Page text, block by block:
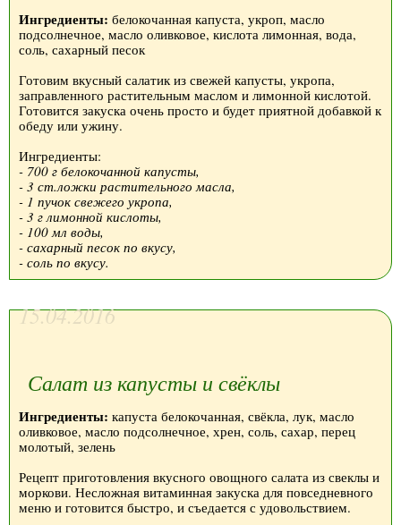
Ингредиенты: белокочанная капуста, укроп, масло
подсолнечное, масло оливковое, кислота лимонная, вода,
соль, сахарный песок
Готовим вкусный салатик из свежей капусты, укропа,
заправленного растительным маслом и лимонной кислотой.
Готовится закуска очень просто и будет приятной добавкой к
обеду или ужину.
Ингредиенты:
- 700 г белокочанной капусты,
- 3 ст.ложки растительного масла,
- 1 пучок свежего укропа,
- 3 г лимонной кислоты,
- 100 мл воды,
- сахарный песок по вкусу,
- соль по вкусу.
15.04.2016
Салат из капусты и свёклы
Ингредиенты: капуста белокочанная, свёкла, лук, масло
оливковое, масло подсолнечное, хрен, соль, сахар, перец
молотый, зелень
Рецепт приготовления вкусного овощного салата из свеклы и
моркови. Несложная витаминная закуска для повседневного
меню и готовится быстро, и съедается с удовольствием.